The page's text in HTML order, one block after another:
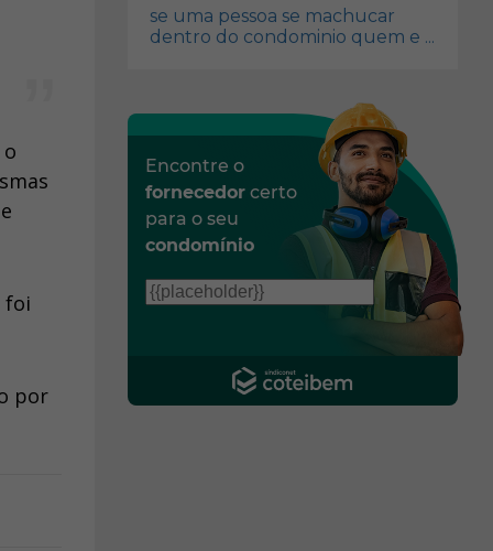
foi
por
se uma pessoa se machucar
dentro do condominio quem e ...
Encontre o
fornecedor certo
para o seu
condomínio